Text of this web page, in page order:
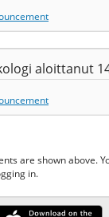
aloittanut
are shown above.
in.